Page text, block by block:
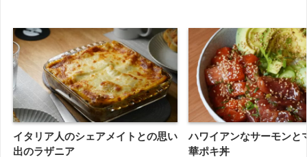
イタリア人のシェアメイトとの思い
出のラザニア
ハワイアンなサーモンと
華ポキ丼